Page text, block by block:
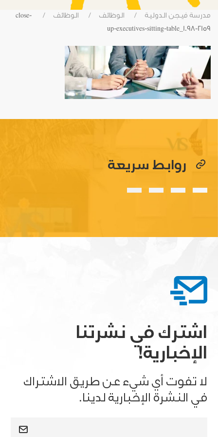
مدرسة فيجن الدولية الوظائف الوظائف
close-
up-executives-sitting-table_1098-2159
روابط سريعة
اشترك في نشرتنا
الإخبارية!
لا تفوت أي شيء عن طريق الاشتراك
في النشرة الإخبارية لدينا.